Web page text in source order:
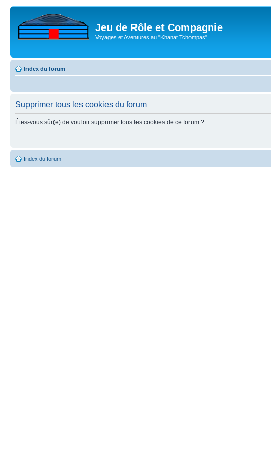
Jeu de Rôle et Compagnie
Voyages et Aventures au "Khanat Tchompas"
Index du forum
Supprimer tous les cookies du forum
Êtes-vous sûr(e) de vouloir supprimer tous les cookies de ce forum ?
Index du forum